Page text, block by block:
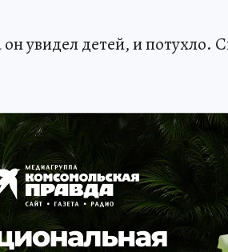
увидел детей, и потухло.